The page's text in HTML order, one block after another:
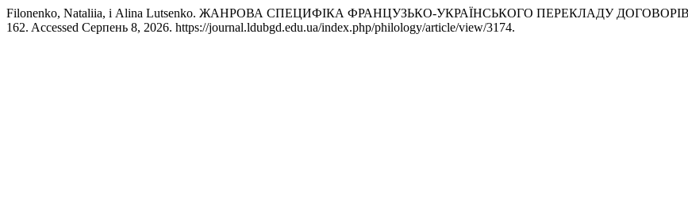
Filonenko, Nataliia, і Alina Lutsenko. ЖАНРОВА СПЕЦИФІКА ФРАНЦУЗЬКО-УКРАЇНСЬКОГО ПЕРЕКЛАДУ
162. Accessed Серпень 8, 2026. https://journal.ldubgd.edu.ua/index.php/philology/article/view/3174.